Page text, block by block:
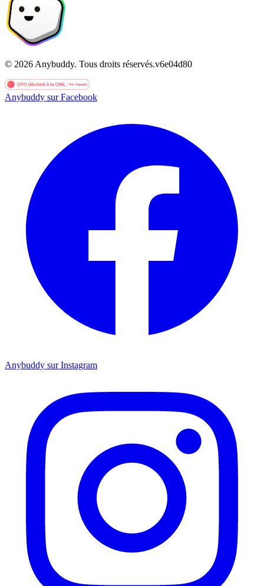
© 2026 Anybuddy. Tous droits réservés.v6e04d80
Anybuddy sur Facebook
Anybuddy sur Instagram